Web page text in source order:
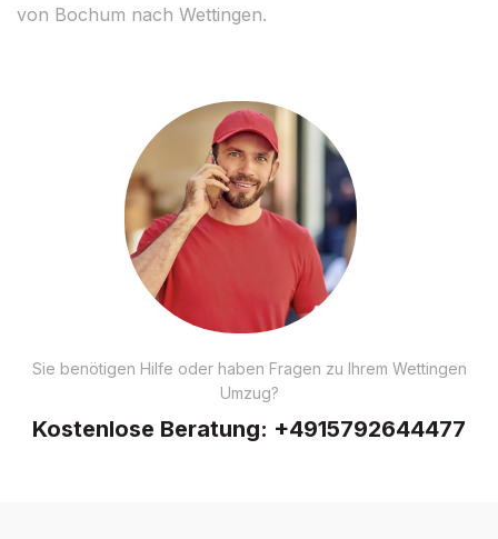
von Bochum nach Wettingen.
Sie benötigen Hilfe oder haben Fragen zu Ihrem Wettingen
Umzug?
Kostenlose Beratung: +4915792644477